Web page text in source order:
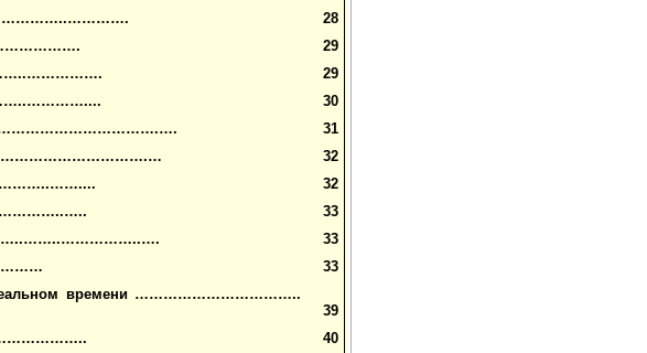
28
29
29
30
31
32
32
33
33
33
времени ……………………………..
39
40